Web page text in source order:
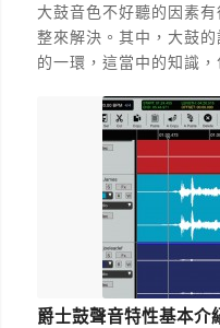
大鼓音色不好聽的因素
整來解決。其中，大鼓
的一環，這當中的知識
爵士鼓聲音特性基本介